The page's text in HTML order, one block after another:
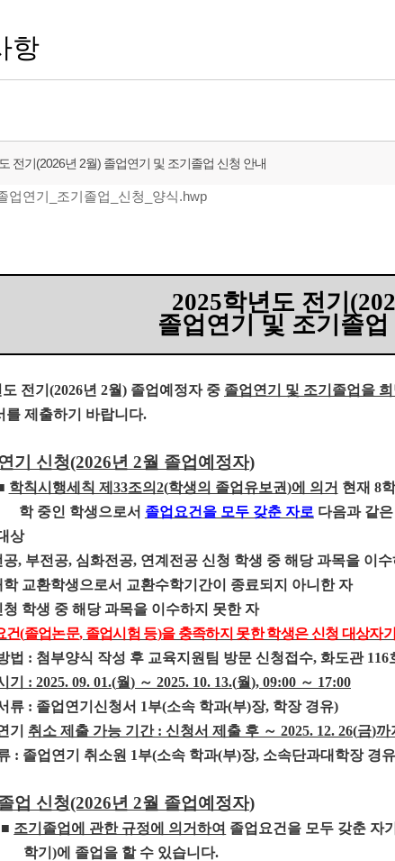
항
전기(2026년 2월) 졸업연기 및 조기졸업 신청 안내
업연기_조기졸업_신청_양식.hwp
2025학년도 전기
졸업연기 및 조기졸업
전기 (2026년 2월) 졸업예정자 중 졸업연기 및 조기졸업을
를 제출하기 바랍니다.
기 신청(2026년 2월 졸업예정자)
학칙시행세칙 제 33조의 2(학생의 졸업유보권)에 의거 현재 8
학 중인 학생으로서 졸업요건을 모두 갖춘 자로 다음과 같
상
공, 부전공, 심화전공, 연계전공 신청 학생 중 해당 과목을 이
학 교환학생으로서 교환수학기간이 종료되지 아니한 자
청 학생 중 해당 과목을 이수하지 못한 자
건(졸업논문, 졸업시험 등)을 충족하지 못한 학생은 신청 대상자
법 : 첨부양식 작성 후 교육지원팀 방문 신청접수, 화도관 116
기 : 2025. 09. 01.(월) ～ 2025. 10. 13.(월), 09:00 ～ 17:00
류 : 졸업연기신청서 1부(소속 학과(부)장, 학장 경유)
기 취소 제출 가능 기간 : 신청서 제출 후 ～ 2025. 12. 26(금)까
: 졸업연기 취소원 1부(소속 학과(부)장, 소속단과대학장 경유
업 신청(2026년 2월 졸업예정자)
■ 조기졸업에 관한 규정에 의거하여 졸업요건을 모두 갖춘 자
학기 )에 졸업을 할 수 있습니다.